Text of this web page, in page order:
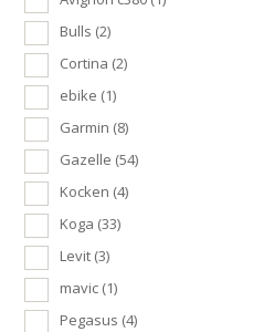
Bulls (2)
Cortina (2)
ebike (1)
Garmin (8)
Gazelle (54)
Kocken (4)
Koga (33)
Levit (3)
mavic (1)
Pegasus (4)